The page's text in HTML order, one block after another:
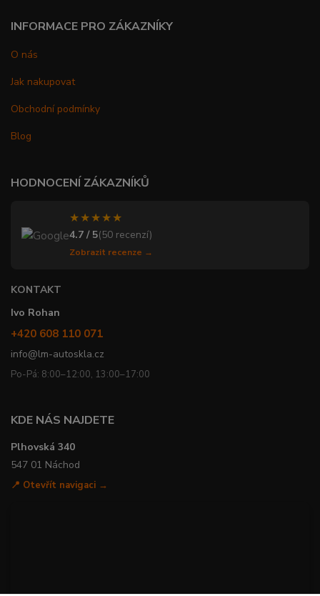
INFORMACE PRO ZÁKAZNÍKY
O nás
Jak nakupovat
Obchodní podmínky
Blog
HODNOCENÍ ZÁKAZNÍKŮ
★★★★★
4.7 / 5(50 recenzí)
Zobrazit recenze →
KONTAKT
Ivo Rohan
+420 608 110 071
info@lm-autoskla.cz
Po-Pá: 8:00–12:00, 13:00–17:00
KDE NÁS NAJDETE
Plhovská 340
547 01 Náchod
📍 Otevřít navigaci →